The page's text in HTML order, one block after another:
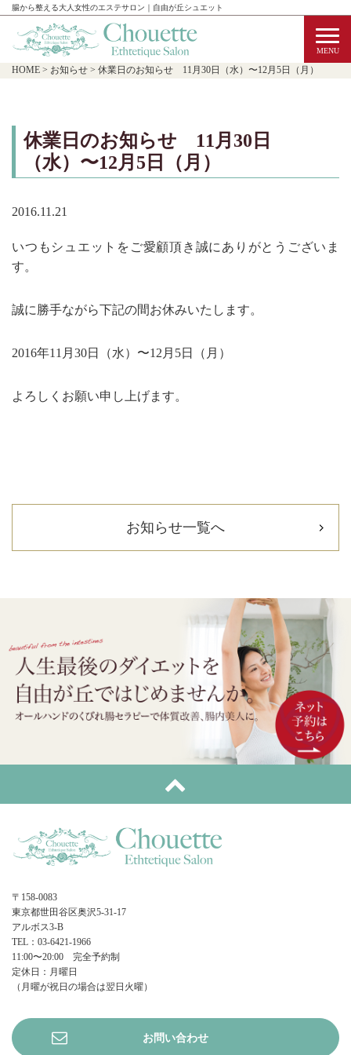
腸から整える大人女性のエステサロン｜自由が丘シュエット
HOME > お知らせ > 休業日のお知らせ 11月30日（水）〜12月5日（月）
休業日のお知らせ 11月30日
（水）〜12月5日（月）
2016.11.21
いつもシュエットをご愛顧頂き誠にありがとうございま
す。
誠に勝手ながら下記の間お休みいたします。
2016年11月30日（水）〜12月5日（月）
よろしくお願い申し上げます。
お知らせ一覧へ
〒158-0083
東京都世田谷区奥沢5-31-17
アルボス3-B
TEL：03-6421-1966
11:00〜20:00 完全予約制
定休日：月曜日
（月曜が祝日の場合は翌日火曜）
お問い合わせ